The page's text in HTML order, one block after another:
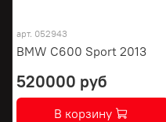
арт. 052943
BMW C600 Sport 2013
520000 руб
В корзину